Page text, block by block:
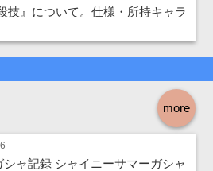
技』について。仕様・所持キャラ
more
シャ記録 シャイニーサマーガシャ